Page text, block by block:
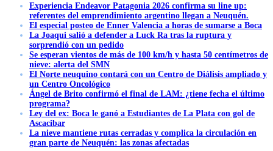
Experiencia Endeavor Patagonia 2026 confirma su line up:
referentes del emprendimiento argentino llegan a Neuquén.
El especial posteo de Enner Valencia a horas de sumarse a Boca
La Joaqui salió a defender a Luck Ra tras la ruptura y
sorprendió con un pedido
Se esperan vientos de más de 100 km/h y hasta 50 centímetros de
nieve: alerta del SMN
El Norte neuquino contará con un Centro de Diálisis ampliado y
un Centro Oncológico
Ángel de Brito confirmó el final de LAM: ¿tiene fecha el último
programa?
Ley del ex: Boca le ganó a Estudiantes de La Plata con gol de
Ascacibar
La nieve mantiene rutas cerradas y complica la circulación en
gran parte de Neuquén: las zonas afectadas